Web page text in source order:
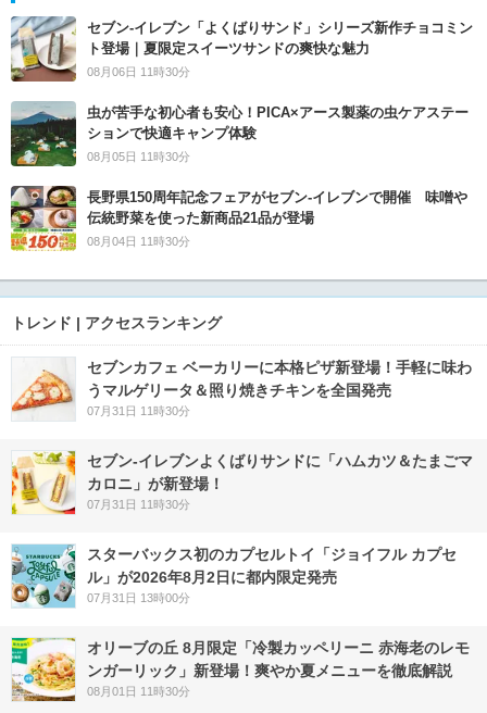
セブン‐イレブン「よくばりサンド」シリーズ新作チョコミン
ト登場｜夏限定スイーツサンドの爽快な魅力
08月06日 11時30分
虫が苦手な初心者も安心！PICA×アース製薬の虫ケアステー
ションで快適キャンプ体験
08月05日 11時30分
長野県150周年記念フェアがセブン-イレブンで開催 味噌や
伝統野菜を使った新商品21品が登場
08月04日 11時30分
トレンド | アクセスランキング
セブンカフェ ベーカリーに本格ピザ新登場！手軽に味わ
うマルゲリータ＆照り焼きチキンを全国発売
07月31日 11時30分
セブン‐イレブンよくばりサンドに「ハムカツ＆たまごマ
カロニ」が新登場！
07月31日 11時30分
スターバックス初のカプセルトイ「ジョイフル カプセ
ル」が2026年8月2日に都内限定発売
07月31日 13時00分
オリーブの丘 8月限定「冷製カッペリーニ 赤海老のレモ
ンガーリック」新登場！爽やか夏メニューを徹底解説
08月01日 11時30分